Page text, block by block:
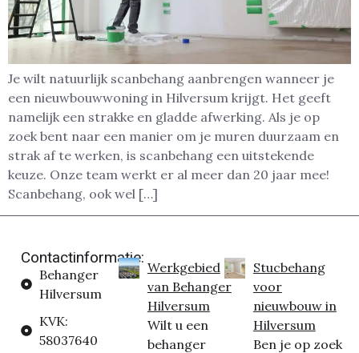
Je wilt natuurlijk scanbehang aanbrengen wanneer je
een nieuwbouwwoning in Hilversum krijgt. Het geeft
namelijk een strakke en gladde afwerking. Als je op
zoek bent naar een manier om je muren duurzaam en
strak af te werken, is scanbehang een uitstekende
keuze. Onze team werkt er al meer dan 20 jaar mee!
Scanbehang, ook wel […]
Contactinformatie:
Behanger
Hilversum
KVK:
58037640
Werkgebied
van Behanger
Hilversum
Wilt u een
behanger
Stucbehang
voor
nieuwbouw in
Hilversum
Ben je op zoek